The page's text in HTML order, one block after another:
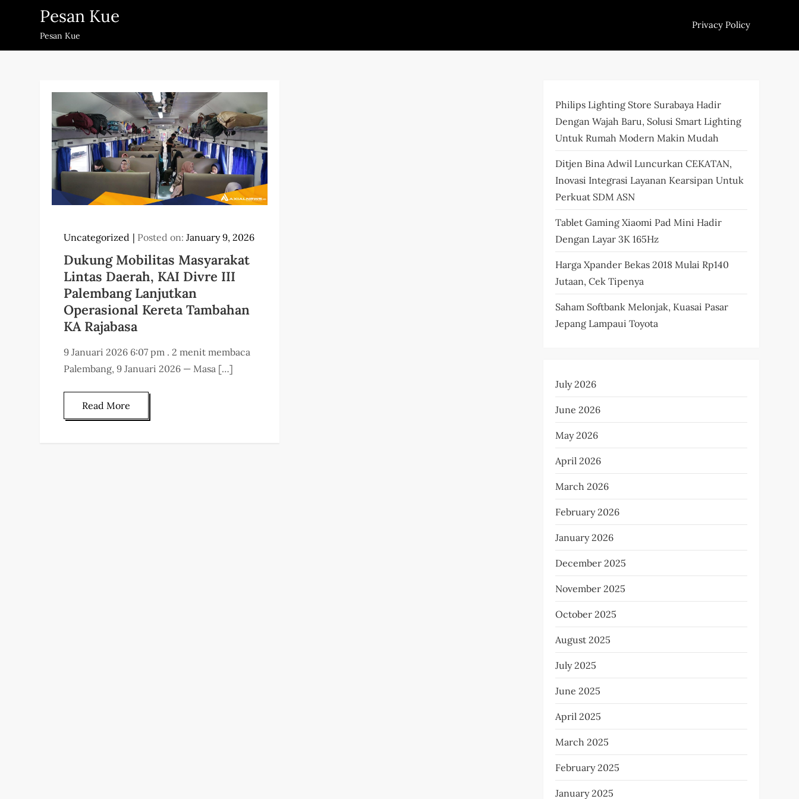
Pesan Kue
Pesan Kue
Privacy Policy
Uncategorized Posted on:January 9, 2026
Dukung Mobilitas Masyarakat
Lintas Daerah, KAI Divre III
Palembang Lanjutkan
Operasional Kereta Tambahan
KA Rajabasa
9 Januari 2026 6:07 pm . 2 menit membaca
Palembang, 9 Januari 2026 — Masa […]
Read More
Philips Lighting Store Surabaya Hadir
Dengan Wajah Baru, Solusi Smart Lighting
Untuk Rumah Modern Makin Mudah
Ditjen Bina Adwil Luncurkan CEKATAN,
Inovasi Integrasi Layanan Kearsipan Untuk
Perkuat SDM ASN
Tablet Gaming Xiaomi Pad Mini Hadir
Dengan Layar 3K 165Hz
Harga Xpander Bekas 2018 Mulai Rp140
Jutaan, Cek Tipenya
Saham Softbank Melonjak, Kuasai Pasar
Jepang Lampaui Toyota
July 2026
June 2026
May 2026
April 2026
March 2026
February 2026
January 2026
December 2025
November 2025
October 2025
August 2025
July 2025
June 2025
April 2025
March 2025
February 2025
January 2025